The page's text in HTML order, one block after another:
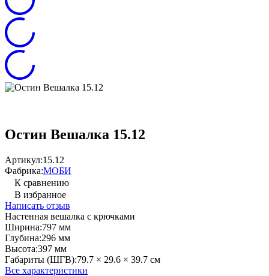
Остин Вешалка 15.12
Артикул:15.12
Фабрика:МОБИ
К сравнению
В избранное
Написать отзыв
Настенная вешалка с крючками
Ширина:797 мм
Глубина:296 мм
Высота:397 мм
Габариты (ШГВ):79.7 × 29.6 × 39.7 см
Все характеристики